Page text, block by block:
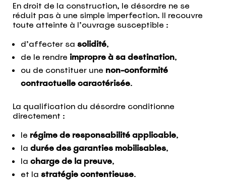
En droit de la construction, le désordre ne se
réduit pas à une simple imperfection. Il recouvre
toute atteinte à l’ouvrage susceptible :
d’affecter sa solidité,
de le rendre impropre à sa destination,
ou de constituer une non-conformité
contractuelle caractérisée.
La qualification du désordre conditionne
directement :
le régime de responsabilité applicable,
la durée des garanties mobilisables,
la charge de la preuve,
et la stratégie contentieuse.